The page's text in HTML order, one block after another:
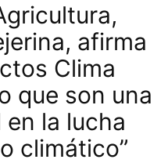
afirma
Clima
que son una
la lucha
climático”